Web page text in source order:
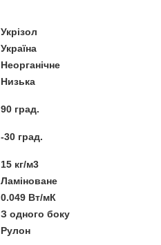
Укрізол
Україна
Неорганічне
Низька
90 град.
-30 град.
15 кг/м3
Ламіноване
0.049 Вт/мК
З одного боку
Рулон